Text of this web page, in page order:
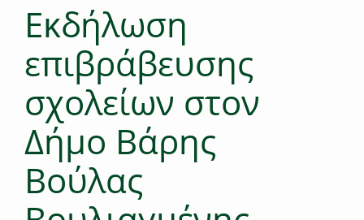
Εκδήλωση
επιβράβευσης
σχολείων στον
Δήμο Βάρης
Βούλας